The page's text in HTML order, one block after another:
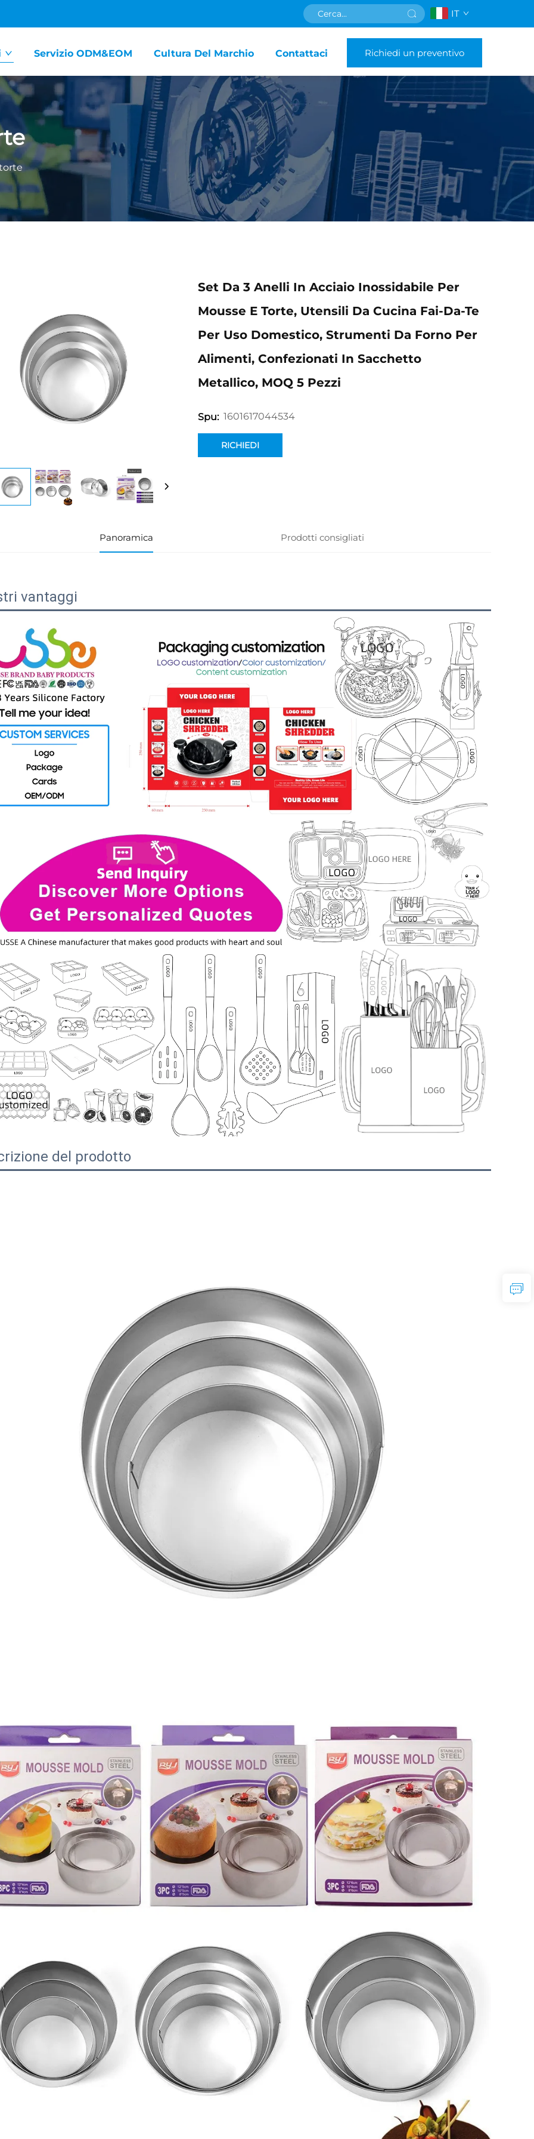
IT
Servizio ODM&EOM Cultura Del Marchio Contattaci Richiedi un preventivo
Set Da 3 Anelli In Acciaio Inossidabile Per
Mousse E Torte, Utensili Da Cucina Fai-Da-Te
Per Uso Domestico, Strumenti Da Forno Per
Alimenti, Confezionati In Sacchetto
Metallico, MOQ 5 Pezzi
Spu: 1601617044534
RICHIEDI
Panoramica Prodotti consigliati
vantaggi
del prodotto